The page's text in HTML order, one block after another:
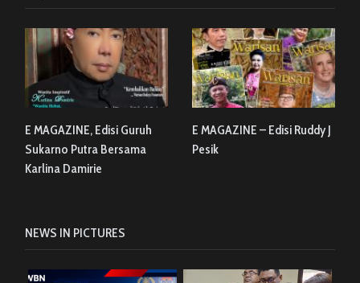
E MAGAZINE, Edisi Guruh
Sukarno Putra Bersama
Karlina Damirie
E MAGAZINE – Edisi Ruddy J
Pesik
NEWS IN PICTURES